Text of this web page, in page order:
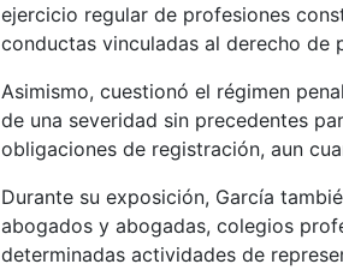
ejercicio regular de profesiones
conductas vinculadas al derecho
Asimismo, cuestionó el régimen
de una severidad sin precedentes
obligaciones de registración, aun
Durante su exposición, García
abogados y abogadas, colegios
determinadas actividades de